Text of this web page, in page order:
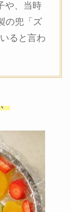
や、当時
の兜「ズ
ると言わ